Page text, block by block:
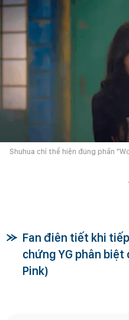
Shuhua chỉ thể hiện đúng phần
Fan điên tiết khi
chứng YG phân
Pink)